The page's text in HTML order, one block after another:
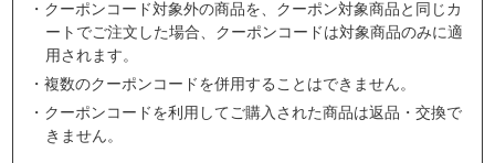
・クーポンコード対象外の商品を、クーポン対象商品と同じカ
ートでご注文した場合、クーポンコードは対象商品のみに適
用されます。
・複数のクーポンコードを併用することはできません。
・クーポンコードを利用してご購入された商品は返品・交換で
きません。